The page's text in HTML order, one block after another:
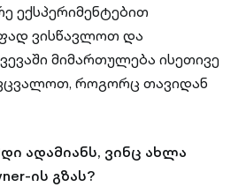
ექსპერიმენტებით
ვისწავლოთ და
მიმართულება ისეთივე
როგორც თავიდან
ადამიანს, ვინც ახლა
ის გზას?